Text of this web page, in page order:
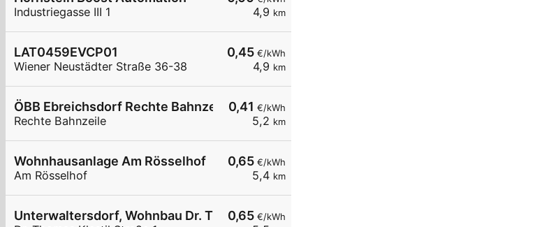
4,9 km
Industriegasse III 1
0,45€/kWh
4,9 km
LAT0459EVCP01
Wiener Neustädter Straße 36-38
0,41 €/kWh
5,2 km
ÖBB Ebreichsdorf Rechte Bahnzeile P&R
Rechte Bahnzeile
0,65€/kWh
5,4 km
Wohnhausanlage Am Rösselhof
Am Rösselhof
0,65€/kWh
Unterwaltersdorf, Wohnbau Dr. T. Klestil. Str.